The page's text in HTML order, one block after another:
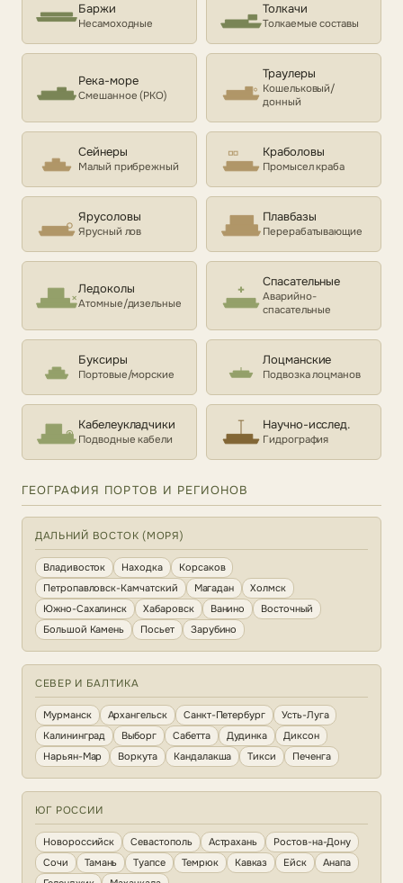
Баржи
Несамоходные
Толкачи
Толкаемые составы
Река-море
Смешанное (РКО)
Траулеры
Кошельковый/
донный
Сейнеры
Малый прибрежный
Краболовы
Промысел краба
Ярусоловы
Ярусный лов
Плавбазы
Перерабатывающие
Ледоколы
Атомные/дизельные
Спасательные
Аварийно-
спасательные
Буксиры
Портовые/морские
Лоцманские
Подвозка лоцманов
Кабелеукладчики
Подводные кабели
Научно-исслед.
Гидрография
ГЕОГРАФИЯ ПОРТОВ И РЕГИОНОВ
ДАЛЬНИЙ ВОСТОК (МОРЯ)
Владивосток Находка
Корсаков
Петропавловск-Камчатский
Магадан
Холмск
Южно-Сахалинск
Хабаровск Ванино
Восточный
Большой Камень
Посьет Зарубино
СЕВЕР И БАЛТИКА
Мурманск Архангельск Санкт-Петербург
Усть-Луга
Калининград
Выборг Сабетта Дудинка
Диксон
Нарьян-Мар
Воркута Кандалакша Тикси Печенга
ЮГ РОССИИ
Новороссийск Севастополь Астрахань
Ростов-на-Дону
Сочи
Тамань Туапсе Темрюк Кавказ Ейск
Анапа